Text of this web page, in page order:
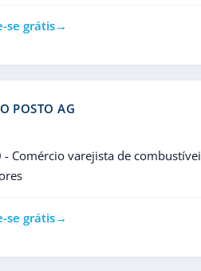
se grátis
POSTO AG
Comércio varejista de
se grátis